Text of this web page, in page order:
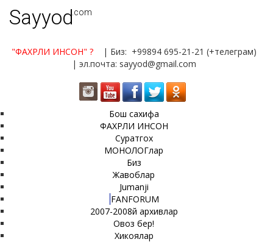
Sayyod.com
"ФАХРЛИ ИНСОН" ?
| Биз: +99894 695-21-21 (+телеграм)
| эл.почта: sayyod@gmail.com
Бош сахифа
ФАХРЛИ ИНСОН
Суратгох
МОНОЛОГлар
Биз
Жавоблар
Jumanji
FANFORUM
2007-2008й архивлар
Овоз бер!
Хикоялар